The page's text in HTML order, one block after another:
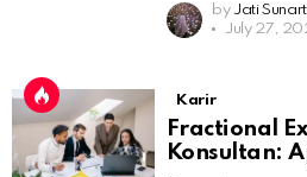
by Jati
July 27,
Karir
Fractional
Konsultan: